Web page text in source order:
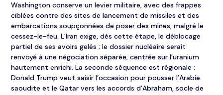
Washington conserve un levier militaire, avec des frappes
ciblées contre des sites de lancement de missiles et des
embarcations soupçonnées de poser des mines, malgré le
cessez-le-feu. L’Iran exige, dès cette étape, le déblocage
partiel de ses avoirs gelés ; le dossier nucléaire serait
renvoyé à une négociation séparée, centrée sur l’uranium
hautement enrichi. La seconde séquence est régionale :
Donald Trump veut saisir l’occasion pour pousser l’Arabie
saoudite et le Qatar vers les accords d’Abraham, socle de